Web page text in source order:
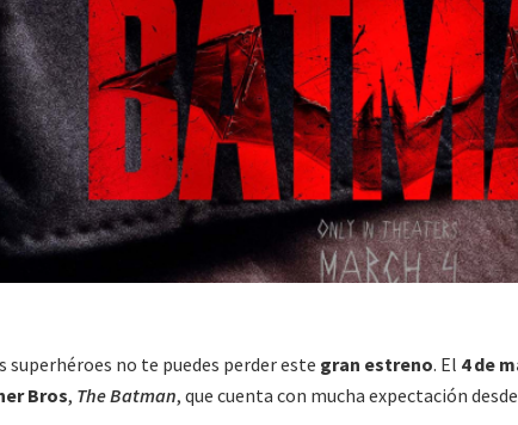
superhéroes no te puedes perder este gran estreno. El 4 de
Bros, The Batman, que cuenta con mucha expectación desde